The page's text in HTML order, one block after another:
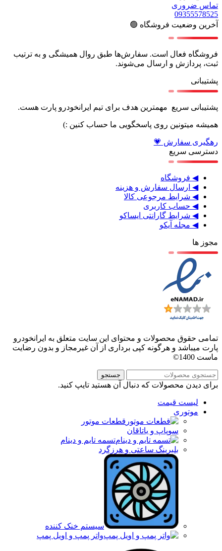
تماس ضروری
09355578525
آخرین وضعیت فروشگاه 🟢
فروشگاه فعال است. سفارش‌ها طبق روال همیشگی و به ترتیب
ثبت، پردازش و ارسال می‌شوند.
پشتیبانی
پشتیبانی سریع مهمترین هدف برای تیم ایرانخودرو پارت هست.
همیشه میتونین روی پاسخگویی ما حساب کنین :)
رهگیری سفارش 💗
دسترسی سریع
◀ فروشگاه
◀ ارسال سفارش و هزینه
◀ شرایط مرجوعی کالا
◀ حساب کاربری
◀ شرایط گارانتی ایساکو
◀ مجله آیکو
مجوز ها
تمامی حقوق محصولات و محتوای این سایت متعلق به ایرانخودرو
پارت میباشد و هرگونه کپی برداری از آن غیرمجاز و بدون رضایت
ماست 1400©
جستجو
برای دیدن محصولات که دنبال آن هستید تایپ کنید.
لیست قیمت
موتوری
قطعات موتور
سوپاپ و یاتاقان
تسمه تایم و دینام
بلبرینگ ساعتی و هرزگرد
سیستم خنک کننده
واتر پمپ و اویل پمپ